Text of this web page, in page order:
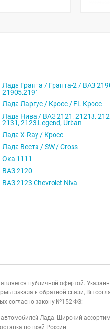
Лада Гранта / Гранта-2 / ВАЗ
21905,2191
Лада Ларгус / Кросс / FL Кросс
Лада Нива / ВАЗ 2121, 21213,
2131, 2123,Legend, Urban
Лада X-Ray / Кросс
Лада Веста / SW / Cross
Ока 1111
ВАЗ 2120
ВАЗ 2123 Chevrolet Niva
публичной офертой.
заказа и обратной связи, Вы
согласно закону №152-ФЗ:
автомобилей Лада. Широкий
по всей России.